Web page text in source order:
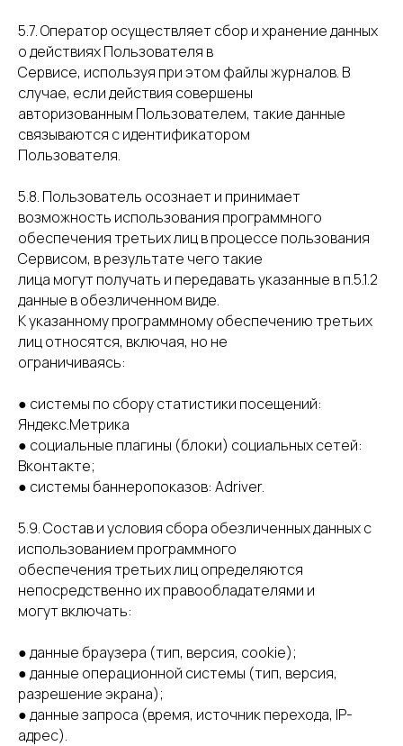
5.7. Оператор осуществляет сбор и хранение данных
о действиях Пользователя в
Сервисе, используя при этом файлы журналов. В
случае, если действия совершены
авторизованным Пользователем, такие данные
связываются с идентификатором
Пользователя.
5.8. Пользователь осознает и принимает
возможность использования программного
обеспечения третьих лиц в процессе пользования
Сервисом, в результате чего такие
лица могут получать и передавать указанные в п.5.1.2
данные в обезличенном виде.
К указанному программному обеспечению третьих
лиц относятся, включая, но не
ограничиваясь:
● системы по сбору статистики посещений:
Яндекс.Метрика
● социальные плагины (блоки) социальных сетей:
Вконтакте;
● системы баннеропоказов: Adriver.
5.9. Состав и условия сбора обезличенных данных с
использованием программного
обеспечения третьих лиц определяются
непосредственно их правообладателями и
могут включать:
● данные браузера (тип, версия, cookie);
● данные операционной системы (тип, версия,
разрешение экрана);
● данные запроса (время, источник перехода, IP-
адрес).